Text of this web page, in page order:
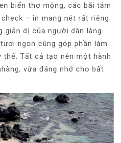
biển thơ mộng, các bãi tắm
– in mang nét rất riêng.
giản dị của người dân làng
ngon cũng góp phần làm
thế. Tất cả tạo nên một hành
vừa đáng nhớ cho bất